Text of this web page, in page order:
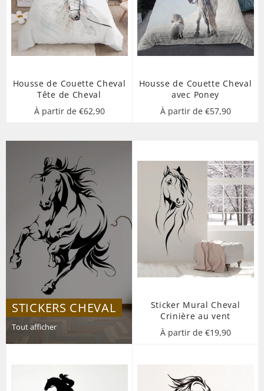
Housse de Couette Cheval
Tête de Cheval
À partir de €62,90
Housse de Couette Cheval
avec Poney
À partir de €57,90
STICKERS CHEVAL
Tout afficher
Sticker Mural Cheval
Crinière au vent
À partir de €19,90